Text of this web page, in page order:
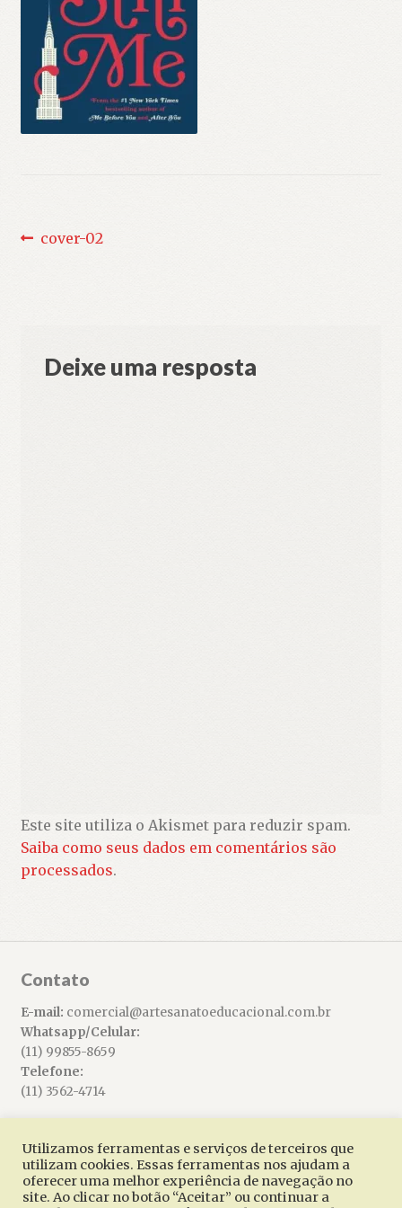
Navegação
Post
cover-02
Deixe uma resposta
Este site utiliza o Akismet para reduzir spam.
Saiba como seus dados em comentários são
processados.
Contato
E-mail: comercial@artesanatoeducacional.com.br
Whatsapp/Celular:
(11) 99855-8659
Telefone:
(11) 3562-4714
© Artesanato Educacional 2026
Utilizamos ferramentas e serviços de terceiros que
utilizam cookies. Essas ferramentas nos ajudam a
oferecer uma melhor experiência de navegação no
site. Ao clicar no botão “Aceitar” ou continuar a